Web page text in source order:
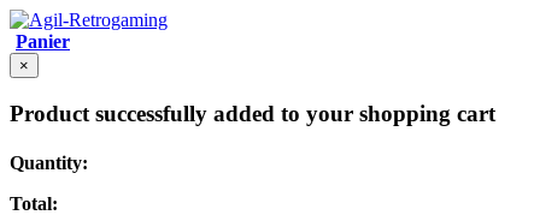
Panier
×
Product successfully added to your shopping cart
Quantity:
Total: